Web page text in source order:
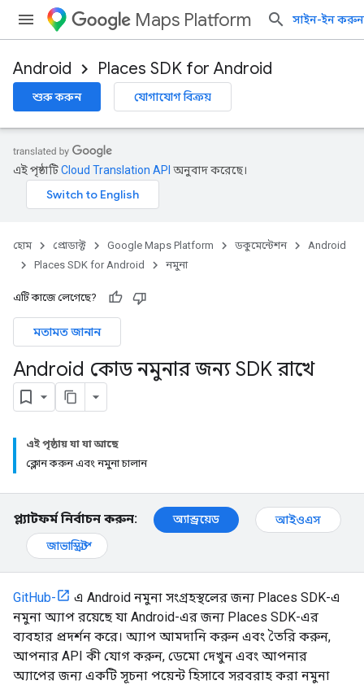
Maps Platform সাইন-ইন করুন
Android Places SDK for Android
শুরু করুন যোগাযোগ বিক্রয়
এই পৃষ্ঠাটিCloud Translation API অনুবাদ করেছে।
হোম প্রোডাক্ট Google Maps Platform ডকুমেন্টেশন
Android
Places SDK for Android
নমুনা
এটি কাজে লেগেছে?
মতামত জানান
Android কোড নমুনার জন্য SDK রাখে
এই পৃষ্ঠায় যা যা আছে
ক্লোন করুন এবং নমুনা চালান
প্ল্যাটফর্ম নির্বাচন করুন: অ্যান্ড্রয়েড
আইওএস
জাভাস্ক্রিপ্ট
GitHub-
এ Android নমুনা সংগ্রহস্থলের জন্য Places SDK-এ
নমুনা অ্যাপ রয়েছে যা Android-এর জন্য Places SDK-এর
ব্যবহার প্রদর্শন করে। অ্যাপ আমদানি করুন এবং তৈরি করুন,
আপনার API কী যোগ করুন, ডেমো দেখুন এবং আপনার
অ্যাপের জন্য একটি সূচনা পয়েন্ট হিসাবে সরবরাহ করা নমুনা